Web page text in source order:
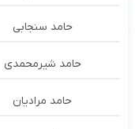
حامد سنجابی
حامد شیرمحمدی
حامد مرادیان